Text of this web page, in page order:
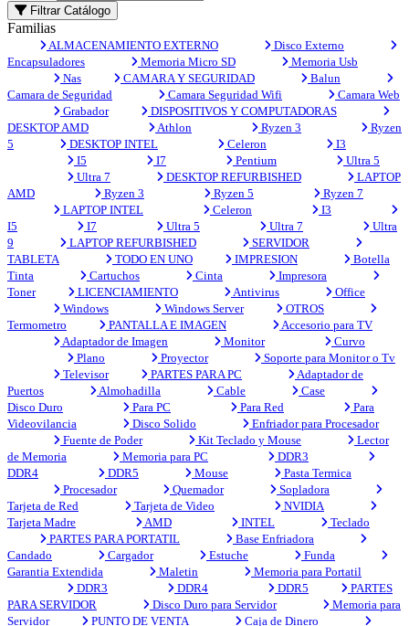
Filtrar Catálogo
Familias
ALMACENAMIENTO EXTERNO
Disco Externo
Encapsuladores
Memoria Micro SD
Memoria Usb
Nas
CAMARA Y SEGURIDAD
Balun
Camara de Seguridad
Camara Seguridad Wifi
Camara Web
Grabador
DISPOSITIVOS Y COMPUTADORAS
DESKTOP AMD
Athlon Ryzen 3
Ryzen
5
DESKTOP INTEL Celeron
I3
I5
I7 Pentium
Ultra 5
Ultra 7
DESKTOP REFURBISHED
LAPTOP
AMD
Ryzen 3 Ryzen 5
Ryzen 7
LAPTOP INTEL
Celeron
I3
I5
I7 Ultra 5 Ultra 7
Ultra
9
LAPTOP REFURBISHED
SERVIDOR
TABLETA
TODO EN UNO IMPRESION
Botella
Tinta
Cartuchos Cinta
Impresora
Toner
LICENCIAMIENTO Antivirus
Office
Windows
Windows Server
OTROS
Termometro
PANTALLA E IMAGEN
Accesorio para TV
Adaptador de Imagen
Monitor
Curvo
Plano
Proyector
Soporte para Monitor o Tv
Televisor
PARTES PARA PC
Adaptador de
Puertos
Almohadilla Cable
Case
Disco Duro
Para PC Para Red
Para
Videovilancia
Disco Solido
Enfriador para Procesador
Fuente de Poder
Kit Teclado y Mouse
Lector
de Memoria
Memoria para PC
DDR3
DDR4
DDR5 Mouse
Pasta Termica
Procesador
Quemador
Sopladora
Tarjeta de Red
Tarjeta de Video
NVIDIA
Tarjeta Madre
AMD INTEL
Teclado
PARTES PARA PORTATIL
Base Enfriadora
Candado
Cargador Estuche
Funda
Garantia Extendida
Maletin
Memoria para Portatil
DDR3
DDR4 DDR5
PARTES
PARA SERVIDOR
Disco Duro para Servidor
Memoria para
Servidor
PUNTO DE VENTA Caja de Dinero